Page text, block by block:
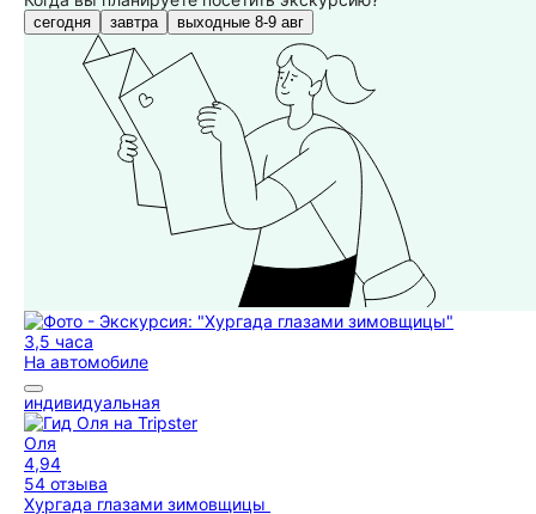
сегодня завтра выходные 8-9 авг
3,5 часа
На автомобиле
индивидуальная
Оля
4,94
54 отзыва
Хургада глазами зимовщицы